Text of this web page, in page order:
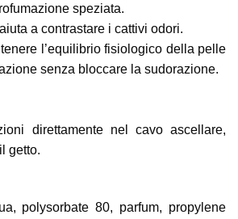
speziata.
a contrastare i cattivi odori.
l’equilibrio fisiologico della pelle
senza bloccare la sudorazione.
direttamente nel cavo ascellare,
getto.
polysorbate 80, parfum, propylene